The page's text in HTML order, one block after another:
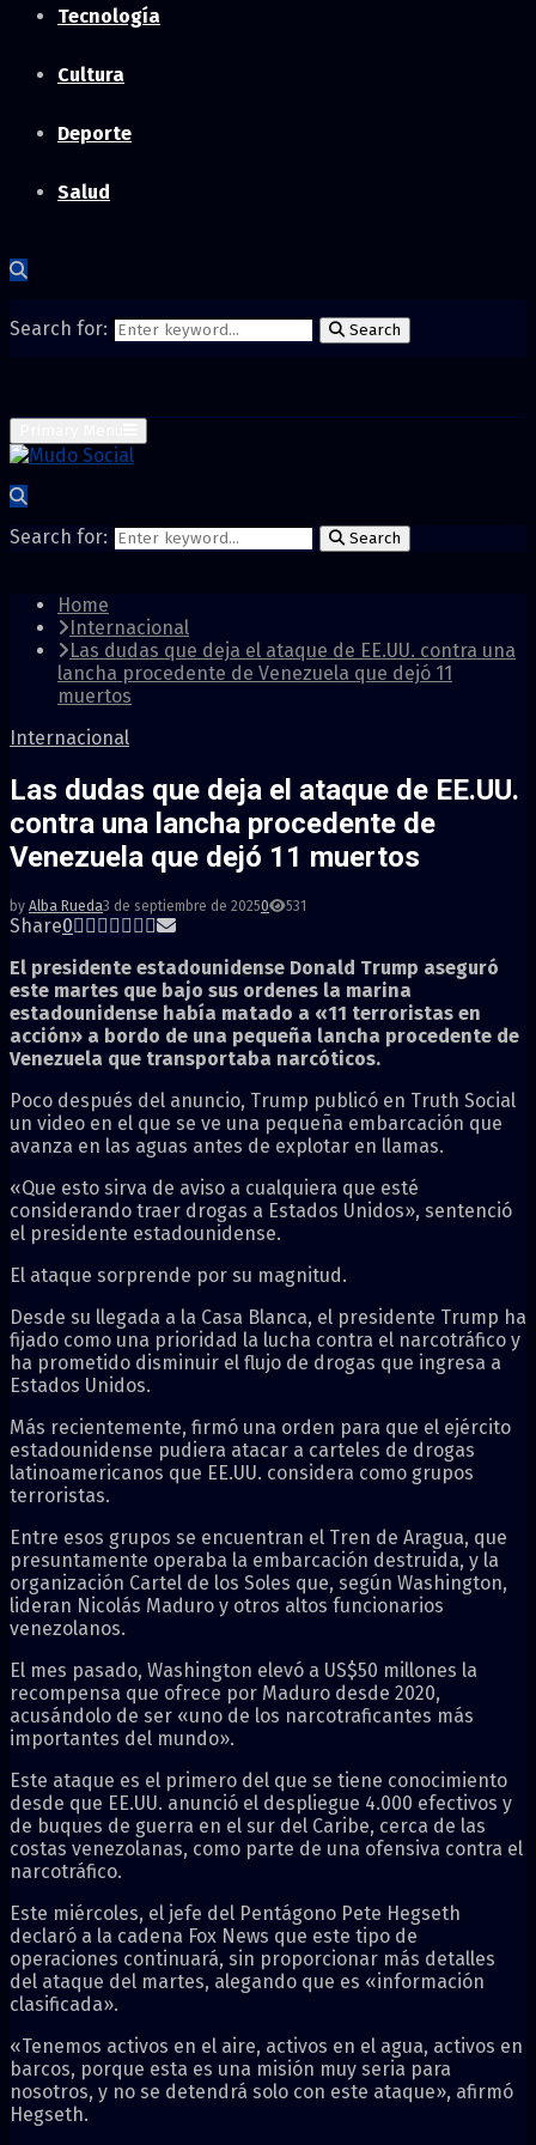
Tecnología
Cultura
Deporte
Salud
Search for: Search
Search for: Search
Home
Internacional
Las dudas que deja el ataque de EE.UU. contra una
lancha procedente de Venezuela que dejó 11
muertos
Internacional
Las dudas que deja el ataque de EE.UU.
contra una lancha procedente de
Venezuela que dejó 11 muertos
by Alba Rueda3 de septiembre de 20250 531
Share0
El presidente estadounidense Donald Trump aseguró
este martes que bajo sus ordenes la marina
estadounidense había matado a «11 terroristas en
acción» a bordo de una pequeña lancha procedente de
Venezuela que transportaba narcóticos.
Poco después del anuncio, Trump publicó en Truth Social
un video en el que se ve una pequeña embarcación que
avanza en las aguas antes de explotar en llamas.
«Que esto sirva de aviso a cualquiera que esté
considerando traer drogas a Estados Unidos», sentenció
el presidente estadounidense.
El ataque sorprende por su magnitud.
Desde su llegada a la Casa Blanca, el presidente Trump ha
fijado como una prioridad la lucha contra el narcotráfico y
ha prometido disminuir el flujo de drogas que ingresa a
Estados Unidos.
Más recientemente, firmó una orden para que el ejército
estadounidense pudiera atacar a carteles de drogas
latinoamericanos que EE.UU. considera como grupos
terroristas.
Entre esos grupos se encuentran el Tren de Aragua, que
presuntamente operaba la embarcación destruida, y la
organización Cartel de los Soles que, según Washington,
lideran Nicolás Maduro y otros altos funcionarios
venezolanos.
El mes pasado, Washington elevó a US$50 millones la
recompensa que ofrece por Maduro desde 2020,
acusándolo de ser «uno de los narcotraficantes más
importantes del mundo».
Este ataque es el primero del que se tiene conocimiento
desde que EE.UU. anunció el despliegue 4.000 efectivos y
de buques de guerra en el sur del Caribe, cerca de las
costas venezolanas, como parte de una ofensiva contra el
narcotráfico.
Este miércoles, el jefe del Pentágono Pete Hegseth
declaró a la cadena Fox News que este tipo de
operaciones continuará, sin proporcionar más detalles
del ataque del martes, alegando que es «información
clasificada».
«Tenemos activos en el aire, activos en el agua, activos en
barcos, porque esta es una misión muy seria para
nosotros, y no se detendrá solo con este ataque», afirmó
Hegseth.